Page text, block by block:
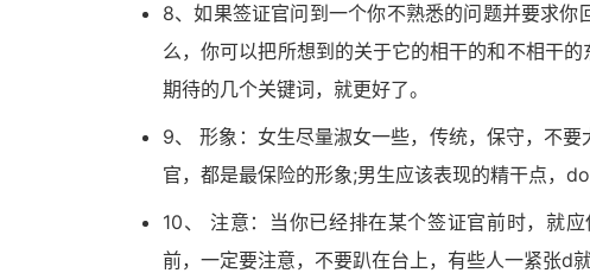
8、如果签证官问到一个你不熟悉的问题并要求
么，你可以把所想到的关于它的相干的和不相干
期待的几个关键词，就更好了。
9、 形象：女生尽量淑女一些，传统，保守，不
官，都是最保险的形象;男生应该表现的精干点，
10、 注意：当你已经排在某个签证官前时，就
前，一定要注意，不要趴在台上，有些人一紧张d就